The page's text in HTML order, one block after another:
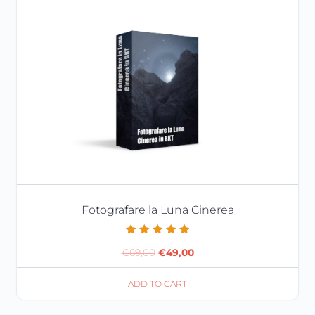
Fotografare la Luna Cinerea
5.00
€69,00 Il
prezzo
originale
€49,00Il
prezzo
ADD TO CART